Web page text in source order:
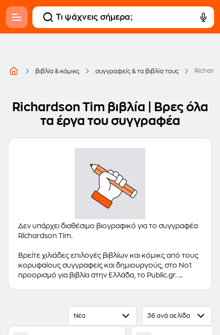
βιβλία & κόμικς συγγραφείς & τα βιβλία τους
Richardson Tim βιβλία | Βρες όλα
τα έργα του συγγραφέα
Δεν υπάρχει διαθέσιμο βιογραφικό για το συγγραφέα
Richardson Tim.
Βρείτε χιλιάδες επιλογές βιβλίων και κόμικς από τους
κορυφαίους συγγραφείς και δημιουργούς, στο Νο1
προορισμό για βιβλία στην Ελλάδα, το Public.gr.
Ξενόγλωσσα Βιβλία,Κόμικς
Νέα 36 ανά σελίδα